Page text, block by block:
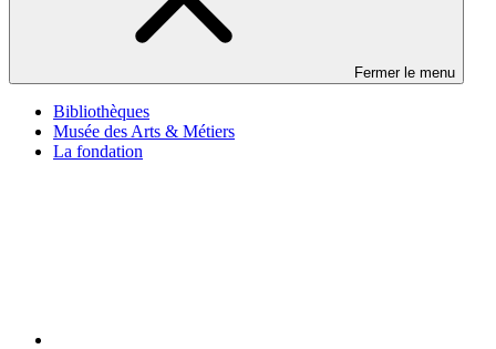
Fermer le menu
Bibliothèques
Musée des Arts & Métiers
La fondation